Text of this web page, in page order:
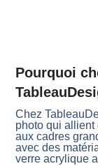
Pourquoi
Chez
photo qui allient
aux cadres
avec des
verre acrylique